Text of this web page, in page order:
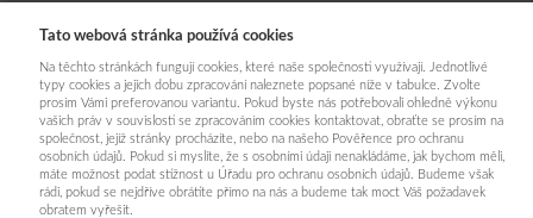
INFORMACE PRO KUPUJÍCÍ
Obchodní podmínky
Reklamační řád
Články a návody
Nejčastější dotazy
Tato webová stránka používá cookies
Na těchto stránkách fungují cookies, které naše společnosti využívají. Jednotlivé
typy cookies a jejich dobu zpracování naleznete popsané níže v tabulce. Zvolte
prosím Vámi preferovanou variantu. Pokud byste nás potřebovali ohledně výkonu
vašich práv v souvislosti se zpracováním cookies kontaktovat, obraťte se prosím na
společnost, jejíž stránky procházíte, nebo na našeho Pověřence pro ochranu
osobních údajů. Pokud si myslíte, že s osobními údaji nenakládáme, jak bychom měli,
máte možnost podat stížnost u Úřadu pro ochranu osobních údajů. Budeme však
rádi, pokud se nejdříve obrátíte přímo na nás a budeme tak moct Váš požadavek
obratem vyřešit.